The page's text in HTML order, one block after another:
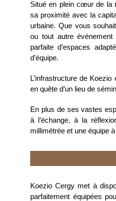
Situé en plein cœur de la
sa proximité avec la
urbaine. Que vous
ou tout autre événement
parfaite d’espaces
d’équipe.
L’infrastructure de
en quête d’un lieu de
En plus de ses vastes
à l’échange, à la
millimétrée et une équipe
Koezio Cergy met à
parfaitement équipées